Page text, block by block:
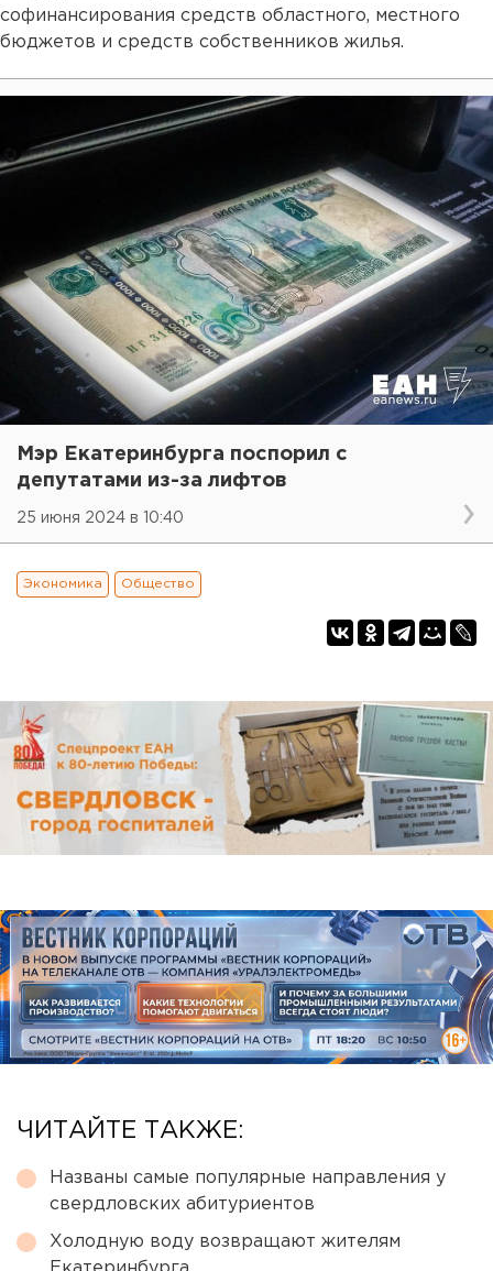
софинансирования средств областного, местного
бюджетов и средств собственников жилья.
Мэр Екатеринбурга поспорил с
депутатами из-за лифтов
25 июня 2024 в 10:40
Экономика Общество
ЧИТАЙТЕ ТАКЖЕ:
Названы самые популярные направления у
свердловских абитуриентов
Холодную воду возвращают жителям